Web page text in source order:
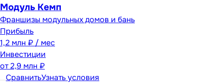
Модуль Кемп
Франшизы модульных домов и бань
Прибыль
1,2 млн ₽ / мес
Инвестиции
от2,9 млн ₽
СравнитьУзнать условия